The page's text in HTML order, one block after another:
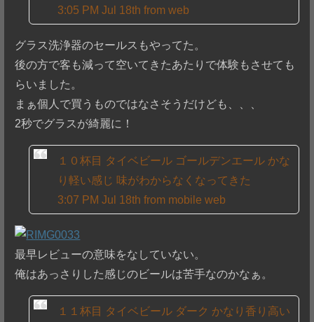
3:05 PM Jul 18th from web
グラス洗浄器のセールスもやってた。
後の方で客も減って空いてきたあたりで体験もさせても
らいました。
まぁ個人で買うものではなさそうだけども、、、
2秒でグラスが綺麗に！
１０杯目 タイベビール ゴールデンエール かな
り軽い感じ 味がわからなくなってきた
3:07 PM Jul 18th from mobile web
最早レビューの意味をなしていない。
俺はあっさりした感じのビールは苦手なのかなぁ。
１１杯目 タイベビール ダーク かなり香り高い